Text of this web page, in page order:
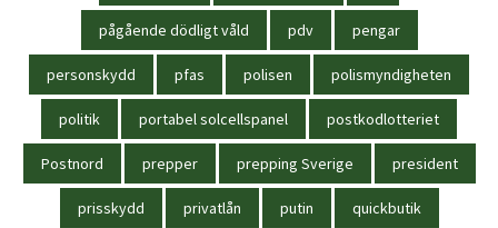
pågående dödligt våld pdv pengar
personskydd pfas polisen polismyndigheten
politik portabel solcellspanel postkodlotteriet
Postnord prepper prepping Sverige president
prisskydd privatlån putin quickbutik